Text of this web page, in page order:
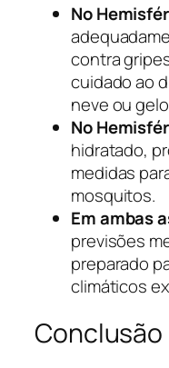
No
contra
cuidado ao
neve ou
No
hidratado,
medidas
mosquitos.
Em ambas
previsões
preparado
climáticos
Conclusão